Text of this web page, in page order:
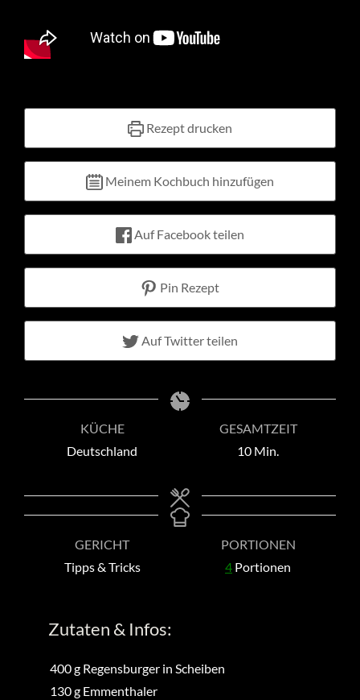
Rezept drucken
Meinem Kochbuch hinzufügen
Auf Facebook teilen
Pin Rezept
Auf Twitter teilen
KÜCHE
Deutschland
GESAMTZEIT
10Minuten
Min.
GERICHT
Tipps & Tricks
PORTIONEN
4 Portionen
Zutaten & Infos:
400g Regensburger in Scheiben
130g Emmenthaler